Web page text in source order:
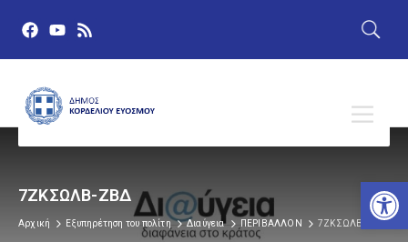
7ΖΚΣΩΛΒ-ΖΒΔ
Αρχική Εξυπηρέτηση του πολίτη Διαύγεια ΠΕΡΙΒΑΛΛΟΝ 7ΖΚΣΩΛΒ-ΖΒΔ